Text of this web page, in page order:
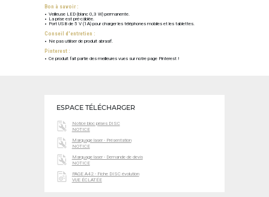
Bon à savoir :
Veilleuse LED (blanc 0,3 W) permanente.
La prise est pré-câblée.
Port USB de 5 V (1A) pour charger les téléphones mobiles et les tablettes.
Conseil d'entretien :
Ne pas utiliser de produit abrasif.
Pinterest :
Ce produit fait partie des meilleures vues sur notre page Pinterest !
ESPACE TÉLÉCHARGER
Notice bloc prises DISC
NOTICE
Marquage laser - Présentation
NOTICE
Marquage laser - Demande de devis
NOTICE
PAGE A42 - Fiche DISC évolution
VUE ÉCLATÉE